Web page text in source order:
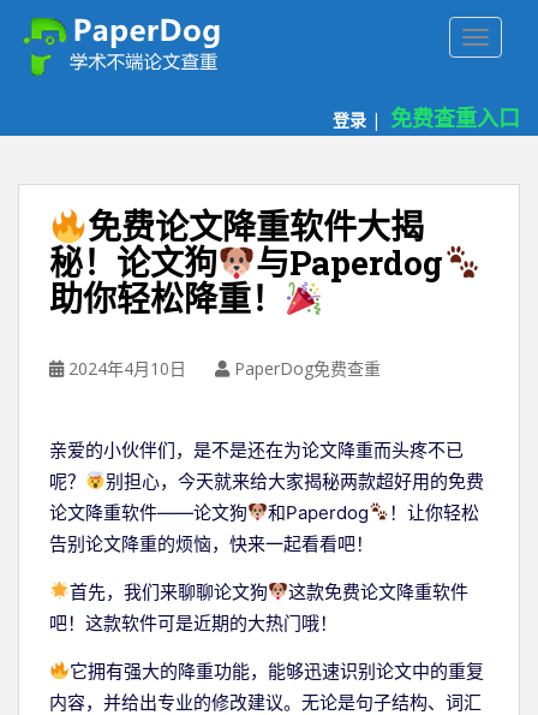
登录 | 免费查重入口
免费论文降重软件大揭
秘！论文狗
与Paperdog
助你轻松降重！
2024年4月10日 PaperDog免费查重
亲爱的小伙伴们，是不是还在为论文降重而头疼不已
呢？
别担心，今天就来给大家揭秘两款超好用的免费
论文降重软件——论文狗
和Paperdog
！让你轻松
告别论文降重的烦恼，快来一起看看吧！
首先，我们来聊聊论文狗
这款免费论文降重软件
吧！这款软件可是近期的大热门哦！
它拥有强大的降重功能，能够迅速识别论文中的重复
内容，并给出专业的修改建议。无论是句子结构、词汇